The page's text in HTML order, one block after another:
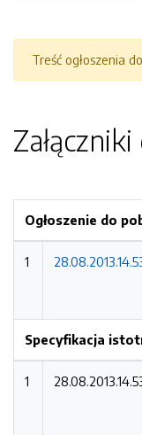
Treść ogłoszenia
Ogłoszenie do
1
Specyfikacja
1